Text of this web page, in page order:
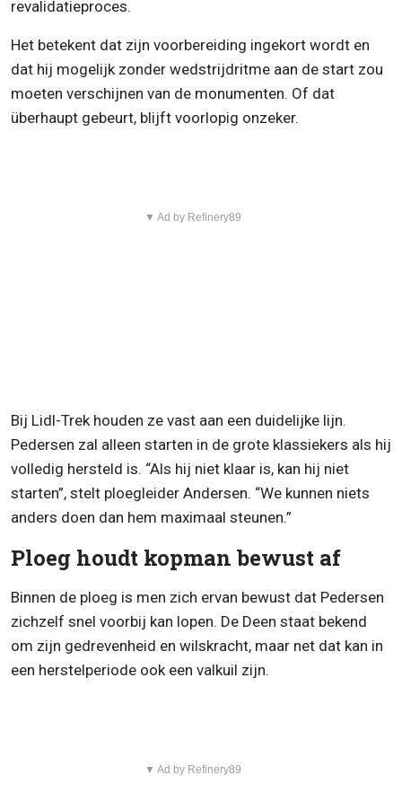
revalidatieproces.
Het betekent dat zijn voorbereiding ingekort wordt en
dat hij mogelijk zonder wedstrijdritme aan de start zou
moeten verschijnen van de monumenten. Of dat
überhaupt gebeurt, blijft voorlopig onzeker.
▼ Ad by Refinery89
Bij Lidl-Trek houden ze vast aan een duidelijke lijn.
Pedersen zal alleen starten in de grote klassiekers als hij
volledig hersteld is. “Als hij niet klaar is, kan hij niet
starten”, stelt ploegleider Andersen. “We kunnen niets
anders doen dan hem maximaal steunen.”
Ploeg houdt kopman bewust af
Binnen de ploeg is men zich ervan bewust dat Pedersen
zichzelf snel voorbij kan lopen. De Deen staat bekend
om zijn gedrevenheid en wilskracht, maar net dat kan in
een herstelperiode ook een valkuil zijn.
▼ Ad by Refinery89